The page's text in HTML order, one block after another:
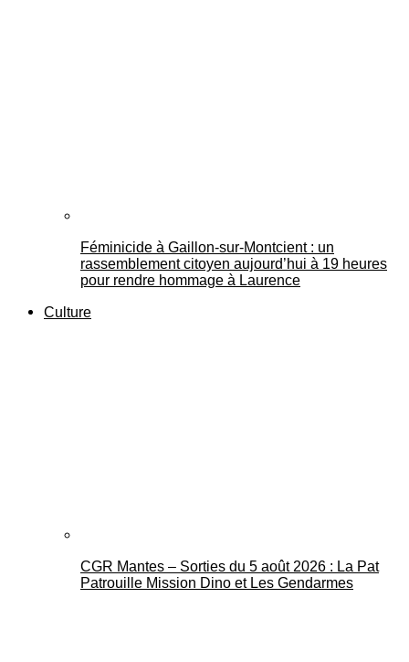
Féminicide à Gaillon‑sur‑Montcient : un
rassemblement citoyen aujourd’hui à 19 heures
pour rendre hommage à Laurence
Culture
CGR Mantes – Sorties du 5 août 2026 : La Pat
Patrouille Mission Dino et Les Gendarmes